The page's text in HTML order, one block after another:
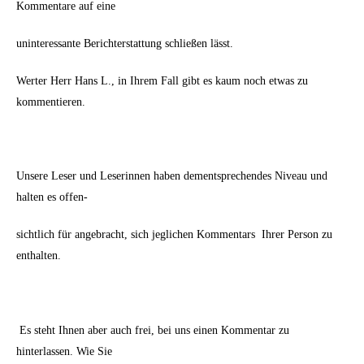
Kommentare auf eine
uninteressante Berichterstattung schließen lässt.
Werter Herr Hans L., in Ihrem Fall gibt es kaum noch etwas zu
kommentieren.
Unsere Leser und Leserinnen haben dementsprechendes Niveau und
halten es offen-
sichtlich für angebracht, sich jeglichen Kommentars Ihrer Person zu
enthalten.
Es steht Ihnen aber auch frei, bei uns einen Kommentar zu
hinterlassen. Wie Sie